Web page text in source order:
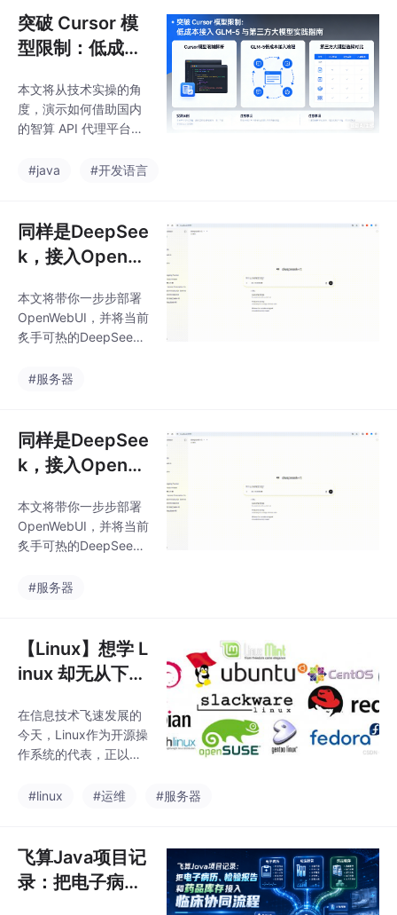
突破 Cursor 模
型限制：低成本
第三方大模型实
践指南
本文将从技术实操的角
度，演示如何借助国内
的智算 API 代理平台，
入 Cursor，打造一个低
手。
#java #开发语言
同样是DeepSee
k，接入OpenW
接提升一个档次
本文将带你一步步部署
OpenWebUI，并将当前
炙手可热的DeepSeek
#服务器
同样是DeepSee
k，接入OpenW
接提升一个档次
本文将带你一步步部署
OpenWebUI，并将当前
炙手可热的DeepSeek
#服务器
【Linux】想学 L
inux 却无从下
你搭建从 0 到 1
的知识框架
在信息技术飞速发展的
今天，Linux作为开源操
作系统的代表，正以其
和灵活性，在服务器、
着举足轻重的地位。那
么，究竟什么是Linux？
简单来说，Linux是一款
#linux #运维 #服务器
飞算Java项目记
录：把电子病